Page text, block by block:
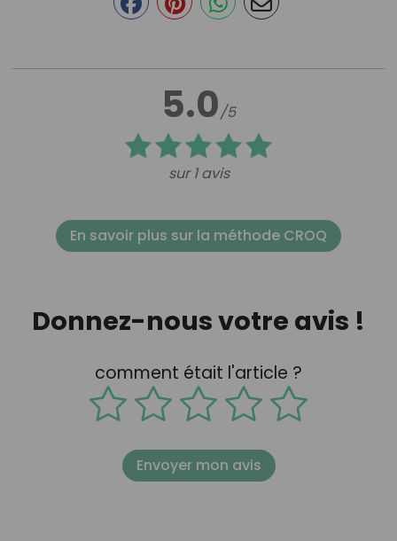
5.0/5
sur 1 avis
En savoir plus sur la méthode CROQ
Donnez-nous votre avis !
comment était l'article ?
Envoyer mon avis